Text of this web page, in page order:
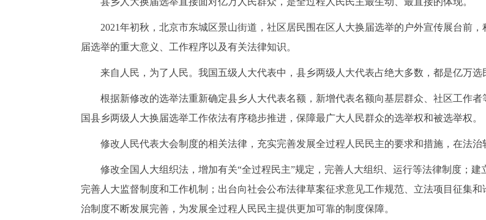
2021年初秋，北京市东城区景山街道，社区居民围在区人大换届选举的户外宣传展台前
届选举的重大意义、工作程序以及有关法律知识。
来自人民，为了人民。我国五级人大代表中，县乡两级人大代表占绝大多数，都是亿万选
根据新修改的选举法重新确定县乡人大代表名额，新增代表名额向基层群众、社区工作
国县乡两级人大换届选举工作依法有序稳步推进，保障最广大人民群众的选举权和被选举权。
修改人民代表大会制度的相关法律，充实完善发展全过程人民民主的要求和措施，在法治
修改全国人大组织法，增加有关“全过程民主”规定，完善人大组织、运行等法律制度；
完善人大监督制度和工作机制；出台向社会公布法律草案征求意见工作规范、立法项目征集
治制度不断发展完善，为发展全过程人民民主提供更加可靠的制度保障。